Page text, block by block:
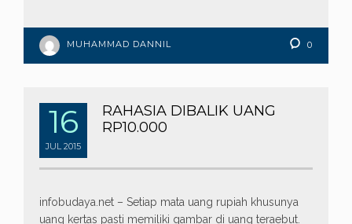
MUHAMMAD DANNIL 0
16
JUL 2015
RAHASIA DIBALIK UANG
RP10.000
infobudaya.net – Setiap mata uang rupiah khusunya
uang kertas pasti memiliki gambar di uang teraebut.